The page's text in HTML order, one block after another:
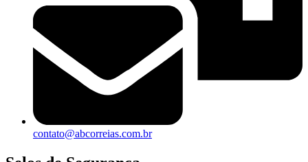
contato@abcorreias.com.br